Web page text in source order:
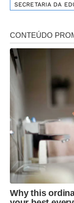
SECRETARIA DA